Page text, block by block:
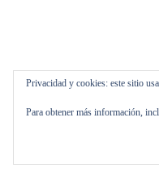
Privacidad y cookies: este sitio
Para obtener más información,